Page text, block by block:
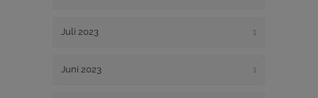
Juli 2023 1
Juni 2023 1